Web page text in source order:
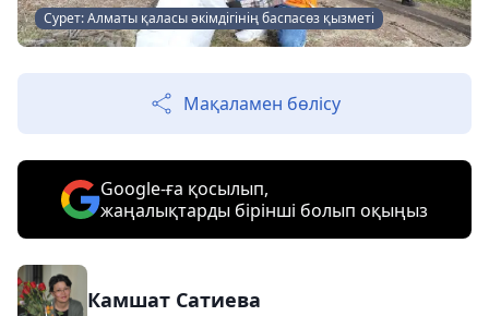
Сурет: Алматы қаласы әкімдігінің баспасөз қызметі
Мақаламен бөлісу
Google-ға қосылып,
жаңалықтарды бірінші болып оқыңыз
Камшат Сатиева